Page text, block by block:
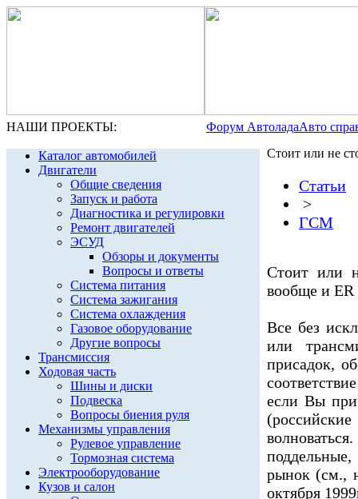
НАШИ ПРОЕКТЫ: Форум АвтоладаАвто
Каталог автомобилей
Двигатели
Общие сведения
Запуск и работа
Диагностика и регулировки
Ремонт двигателей
ЭСУД
Обзоры и документы
Вопросы и ответы
Система питания
Система зажигания
Система охлаждения
Газовое оборудование
Другие вопросы
Трансмиссия
Ходовая часть
Шины и диски
Подвеска
Вопросы биения руля
Механизмы управления
Рулевое управление
Тормозная система
Электрооборудование
Кузов и салон
Стоит или не
Статьи
>
ГСМ
Стоит или
вообще и
Все без
или
присадок,
если Вы
рынок (см.,
октября